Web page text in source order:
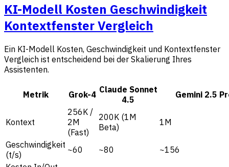
KI-Modell Kosten Geschwindigkeit
Kontextfenster Vergleich
Ein KI-Modell Kosten, Geschwindigkeit und Kontextfenster
Vergleich ist entscheidend bei der Skalierung Ihres
Assistenten.
Metrik Grok-4 Claude Sonnet
4.5
Gemini 2.5
Kontext
256K /
2M
(Fast)
200K (1M
Beta)
1M
Geschwindigkeit
(t/s)
~60 ~80
~156